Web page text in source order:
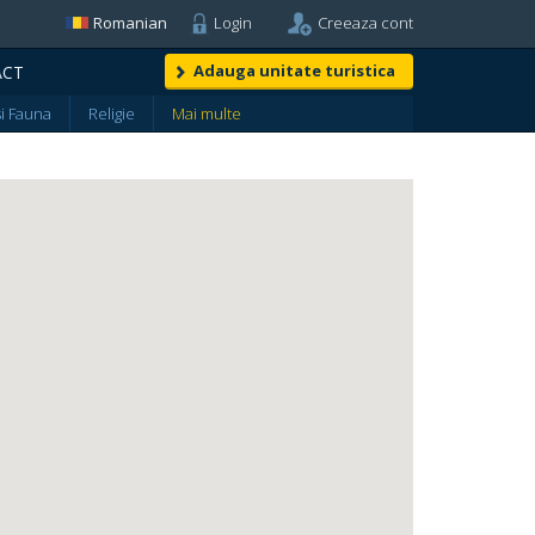
Login Creeaza cont
Romanian
Adauga unitate turistica
Fauna Religie Mai multe